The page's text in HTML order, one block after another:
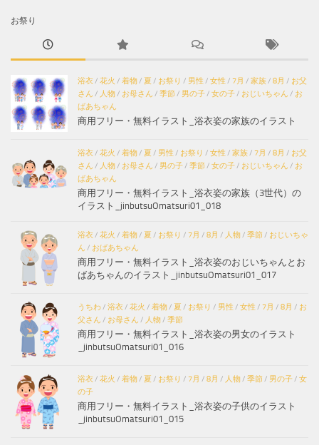
お祭り
浴衣 / 花火 / 着物 / 夏 / お祭り / 男性 / 女性 / 7月 / 家族 / 8月 / お父
さん / 人物 / お母さん / 季節 / 男の子 / 女の子 / おじいちゃん / お
ばあちゃん
商用フリー・無料イラスト_浴衣姿の家族のイラスト
浴衣 / 花火 / 着物 / 夏 / 男性 / お祭り / 女性 / 家族 / 7月 / 8月 / お父
さん / 人物 / お母さん / 男の子 / 季節 / 女の子 / おじいちゃん / お
ばあちゃん
商用フリー・無料イラスト_浴衣姿の家族（3世代）の
イラスト_jinbutsuOmatsuri01_018
浴衣 / 花火 / 着物 / 夏 / お祭り / 7月 / 8月 / 人物 / 季節 / おじいちゃ
ん / おばあちゃん
商用フリー・無料イラスト_浴衣姿のおじいちゃんとお
ばあちゃんのイラスト_jinbutsuOmatsuri01_017
うちわ / 浴衣 / 花火 / 着物 / 夏 / お祭り / 男性 / 女性 / 7月 / 8月 / お
父さん / お母さん / 人物 / 季節
商用フリー・無料イラスト_浴衣姿の男女のイラスト
_jinbutsuOmatsuri01_016
浴衣 / 花火 / 着物 / 夏 / お祭り / 7月 / 8月 / 人物 / 季節 / 男の子 / 女
の子
商用フリー・無料イラスト_浴衣姿の子供のイラスト
_jinbutsuOmatsuri01_015